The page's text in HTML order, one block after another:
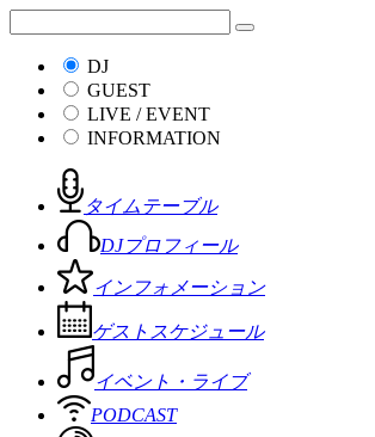
DJ
GUEST
LIVE / EVENT
INFORMATION
タイムテーブル
DJプロフィール
インフォメーション
ゲストスケジュール
イベント・ライブ
PODCAST